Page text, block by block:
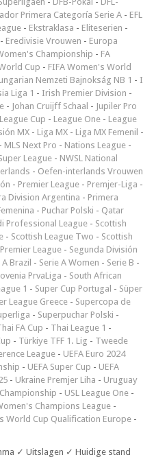
Primera Categoría Serie A - EFL
- Ekstraklasa - Eliteserien -
- Eredivisie Vrouwen - Europa
Championship - FA
Cup - FIFA Women's World
Nemzeti Bajnokság NB 1 - I
Liga 1 - Irish Premier Division -
- Johan Cruijff Schaal - Jupiler Pro
League Cup - League One - League
MX - Liga MX - Liga MX Femenil -
- MLS Next Pro - Nations League -
League - NWSL National
- Oefen-interlands Vrouwen
- Premier League - Premjer-Liga -
Division Argentina - Primera
- Puchar Polski - Qatar
Professional League - Scottish
- Scottish League Two - Scottish
League - Segunda División
Brazil - Serie A Women - Serie B -
PrvaLiga - South African
1 - Super Cup Portugal - Süper
League Greece - Supercopa de
- Superpuchar Polski -
FA Cup - Thai League 1 -
- Türkiye TFF 1. Lig - Tweede
League - UEFA Euro 2024
- UEFA Super Cup - UEFA
- Ukraine Premjer Liha - Uruguay
- USL League One -
Champions League -
World Cup Qualification Europe -
✓ Uitslagen ✓ Huidige stand